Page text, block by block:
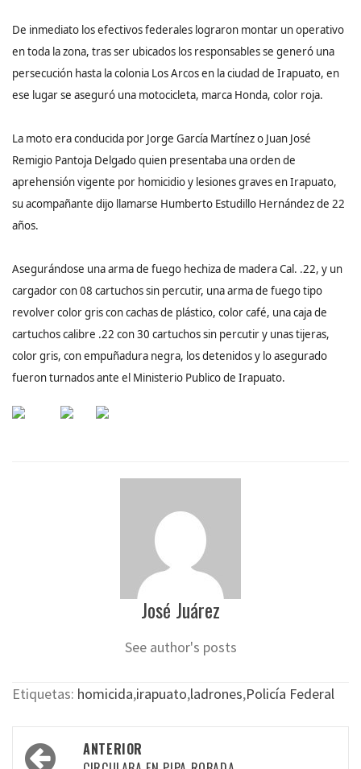
De inmediato los efectivos federales lograron montar un operativo
en toda la zona, tras ser ubicados los responsables se generó una
persecución hasta la colonia Los Arcos en la ciudad de Irapuato, en
ese lugar se aseguró una motocicleta, marca Honda, color roja.
La moto era conducida por Jorge García Martínez o Juan José
Remigio Pantoja Delgado quien presentaba una orden de
aprehensión vigente por homicidio y lesiones graves en Irapuato,
su acompañante dijo llamarse Humberto Estudillo Hernández de 22
años.
Asegurándose una arma de fuego hechiza de madera Cal. .22, y un
cargador con 08 cartuchos sin percutir, una arma de fuego tipo
revolver color gris con cachas de plástico, color café, una caja de
cartuchos calibre .22 con 30 cartuchos sin percutir y unas tijeras,
color gris, con empuñadura negra, los detenidos y lo asegurado
fueron turnados ante el Ministerio Publico de Irapuato.
José Juárez
See author's posts
Etiquetas: homicida,irapuato,ladrones,Policía Federal
Navegación
ANTERIOR